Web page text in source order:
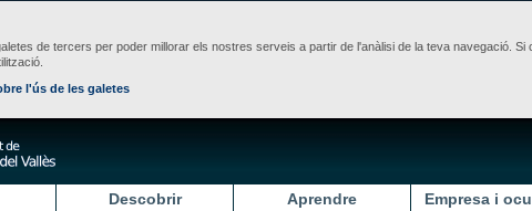
de tercers per poder millorar els nostres serveis a partir de l'anàlisi de la teva navegació.
l'ús de les galetes
Descobrir Aprendre Empresa i